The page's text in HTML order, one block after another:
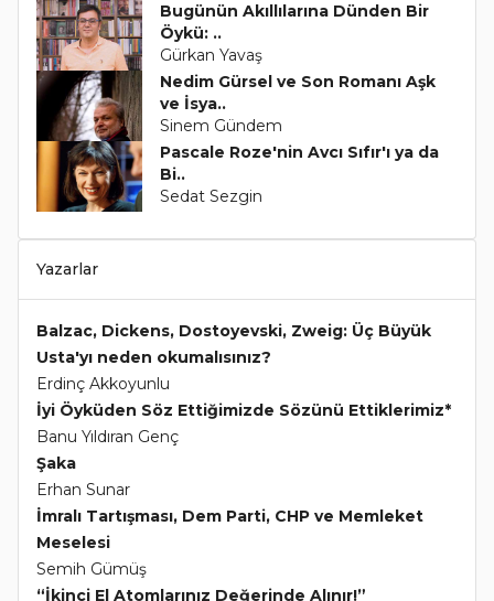
Bugünün Akıllılarına Dünden Bir
Öykü: ..
Gürkan Yavaş
Nedim Gürsel ve Son Romanı Aşk
ve İsya..
Sinem Gündem
Pascale Roze'nin Avcı Sıfır'ı ya da
Bi..
Sedat Sezgin
Yazarlar
Balzac, Dickens, Dostoyevski, Zweig: Üç Büyük
Usta'yı neden okumalısınız?
Erdinç Akkoyunlu
İyi Öyküden Söz Ettiğimizde Sözünü Ettiklerimiz*
Banu Yıldıran Genç
Şaka
Erhan Sunar
İmralı Tartışması, Dem Parti, CHP ve Memleket
Meselesi
Semih Gümüş
“İkinci El Atomlarınız Değerinde Alınır!”